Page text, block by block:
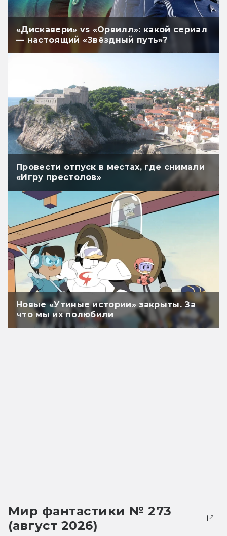
«Дискавери» vs «Орвилл»: какой сериал
— настоящий «Звёздный путь»?
Провести отпуск в местах, где снимали
«Игру престолов»
Новые «Утиные истории» закрыты. За
что мы их полюбили
Мир фантастики № 273
(август 2026)